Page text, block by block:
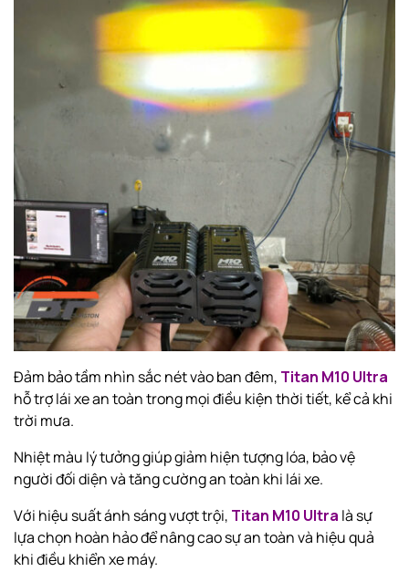
Đảm bảo tầm nhìn sắc nét vào ban đêm, Titan M10 Ultra
hỗ trợ lái xe an toàn trong mọi điều kiện thời tiết, kể cả khi
trời mưa.
Nhiệt màu lý tưởng giúp giảm hiện tượng lóa, bảo vệ
người đối diện và tăng cường an toàn khi lái xe.
Với hiệu suất ánh sáng vượt trội, Titan M10 Ultra là sự
lựa chọn hoàn hảo để nâng cao sự an toàn và hiệu quả
khi điều khiển xe máy.